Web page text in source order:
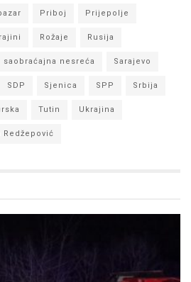
Priboj Prijepolje
Rožaje Rusija
saobraćajna nesreća Sarajevo
SDP Sjenica SPP Srbija
Tutin Ukrajina
Redžepović